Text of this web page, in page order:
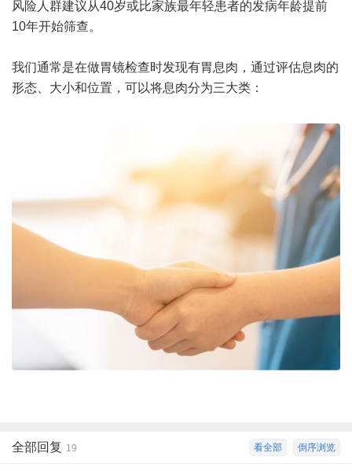
风险人群建议从40岁或比家族最年轻患者的发病年龄提前
10年开始筛查。
我们通常是在做胃镜检查时发现有胃息肉，通过评估息肉的
形态、大小和位置，可以将息肉分为三大类：
倒序浏览
看全部
全部回复 19